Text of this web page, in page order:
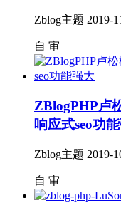
Zblog主题 2019-
自 审
ZBlogPHP卢
响应式seo功
Zblog主题 2019-
自 审